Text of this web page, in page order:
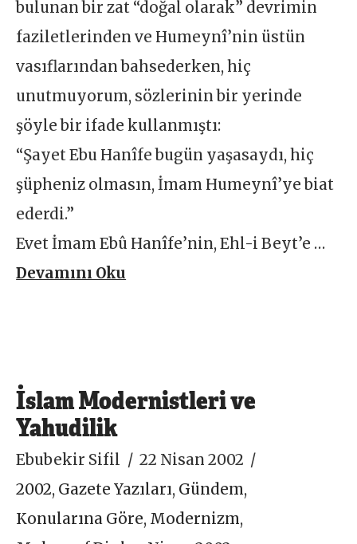
bulunan bir zat “doğal olarak” devrimin
faziletlerinden ve Humeynî’nin üstün
vasıflarından bahsederken, hiç
unutmuyorum, sözlerinin bir yerinde
şöyle bir ifade kullanmıştı:
“Şayet Ebu Hanîfe bugün yaşasaydı, hiç
şüpheniz olmasın, İmam Humeynî’ye biat
ederdi.”
Evet İmam Ebû Hanîfe’nin, Ehl-i Beyt’e …
Devamını Oku
İslam Modernistleri ve
Yahudilik
Ebubekir Sifil
22 Nisan 2002
2002, Gazete Yazıları, Gündem,
Konularına Göre, Modernizm,